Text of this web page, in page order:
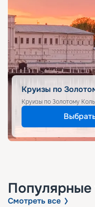
Круизы по
Круизы по Золотому
Популярные
Смотреть все